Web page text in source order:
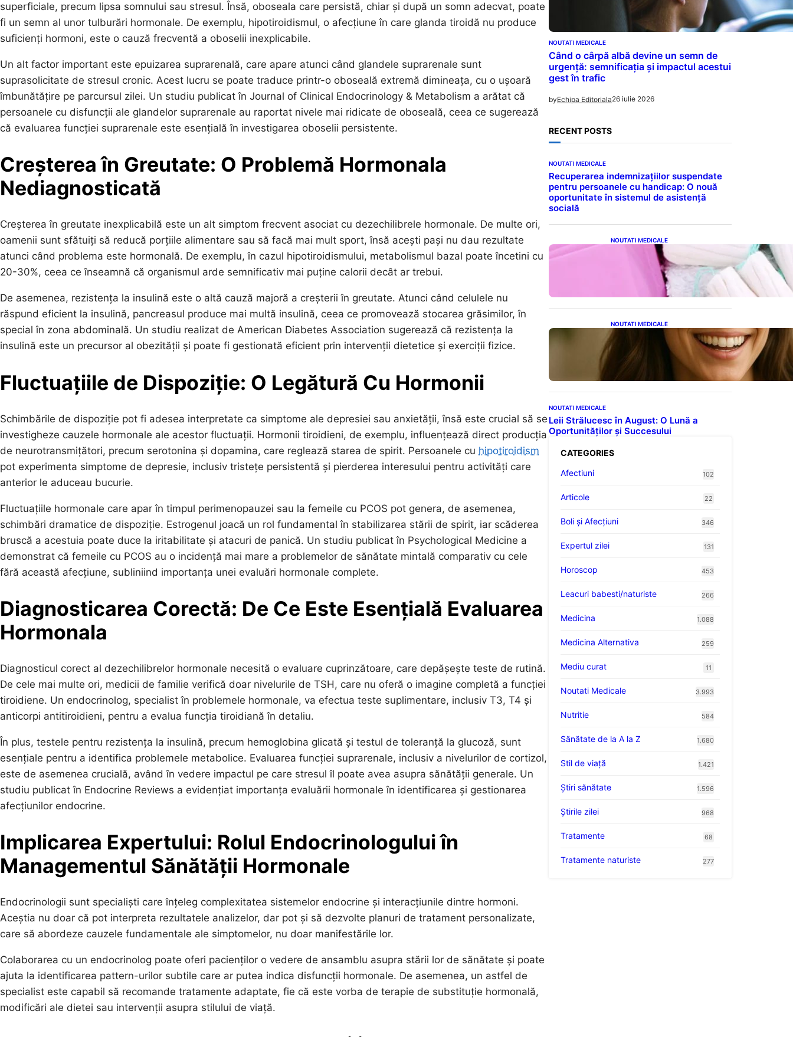
superficiale, precum lipsa somnului sau stresul. Însă, oboseala care persistă, chiar și după un somn adecvat, poate
fi un semn al unor tulburări hormonale. De exemplu, hipotiroidismul, o afecțiune în care glanda tiroidă nu produce
suficienți hormoni, este o cauză frecventă a oboselii inexplicabile.
Un alt factor important este epuizarea suprarenală, care apare atunci când glandele suprarenale sunt
suprasolicitate de stresul cronic. Acest lucru se poate traduce printr-o oboseală extremă dimineața, cu o ușoară
îmbunătățire pe parcursul zilei. Un studiu publicat în Journal of Clinical Endocrinology & Metabolism a arătat că
persoanele cu disfuncții ale glandelor suprarenale au raportat nivele mai ridicate de oboseală, ceea ce sugerează
că evaluarea funcției suprarenale este esențială în investigarea oboselii persistente.
Creșterea în Greutate: O Problemă Hormonala
Nediagnosticată
Creșterea în greutate inexplicabilă este un alt simptom frecvent asociat cu dezechilibrele hormonale. De multe ori,
oamenii sunt sfătuiți să reducă porțiile alimentare sau să facă mai mult sport, însă acești pași nu dau rezultate
atunci când problema este hormonală. De exemplu, în cazul hipotiroidismului, metabolismul bazal poate încetini cu
20-30%, ceea ce înseamnă că organismul arde semnificativ mai puține calorii decât ar trebui.
De asemenea, rezistența la insulină este o altă cauză majoră a creșterii în greutate. Atunci când celulele nu
răspund eficient la insulină, pancreasul produce mai multă insulină, ceea ce promovează stocarea grăsimilor, în
special în zona abdominală. Un studiu realizat de American Diabetes Association sugerează că rezistența la
insulină este un precursor al obezității și poate fi gestionată eficient prin intervenții dietetice și exerciții fizice.
Fluctuațiile de Dispoziție: O Legătură Cu Hormonii
Schimbările de dispoziție pot fi adesea interpretate ca simptome ale depresiei sau anxietății, însă este crucial să se
investigheze cauzele hormonale ale acestor fluctuații. Hormonii tiroidieni, de exemplu, influențează direct producția
de neurotransmițători, precum serotonina și dopamina, care reglează starea de spirit. Persoanele cu hipotiroidism
pot experimenta simptome de depresie, inclusiv tristețe persistentă și pierderea interesului pentru activități care
anterior le aduceau bucurie.
Fluctuațiile hormonale care apar în timpul perimenopauzei sau la femeile cu PCOS pot genera, de asemenea,
schimbări dramatice de dispoziție. Estrogenul joacă un rol fundamental în stabilizarea stării de spirit, iar scăderea
bruscă a acestuia poate duce la iritabilitate și atacuri de panică. Un studiu publicat în Psychological Medicine a
demonstrat că femeile cu PCOS au o incidență mai mare a problemelor de sănătate mintală comparativ cu cele
fără această afecțiune, subliniind importanța unei evaluări hormonale complete.
Diagnosticarea Corectă: De Ce Este Esențială Evaluarea
Hormonala
Diagnosticul corect al dezechilibrelor hormonale necesită o evaluare cuprinzătoare, care depășește teste de rutină.
De cele mai multe ori, medicii de familie verifică doar nivelurile de TSH, care nu oferă o imagine completă a funcției
tiroidiene. Un endocrinolog, specialist în problemele hormonale, va efectua teste suplimentare, inclusiv T3, T4 și
anticorpi antitiroidieni, pentru a evalua funcția tiroidiană în detaliu.
În plus, testele pentru rezistența la insulină, precum hemoglobina glicată și testul de toleranță la glucoză, sunt
esențiale pentru a identifica problemele metabolice. Evaluarea funcției suprarenale, inclusiv a nivelurilor de cortizol,
este de asemenea crucială, având în vedere impactul pe care stresul îl poate avea asupra sănătății generale. Un
studiu publicat în Endocrine Reviews a evidențiat importanța evaluării hormonale în identificarea și gestionarea
afecțiunilor endocrine.
Implicarea Expertului: Rolul Endocrinologului în
Managementul Sănătății Hormonale
Endocrinologii sunt specialiști care înțeleg complexitatea sistemelor endocrine și interacțiunile dintre hormoni.
Aceștia nu doar că pot interpreta rezultatele analizelor, dar pot și să dezvolte planuri de tratament personalizate,
care să abordeze cauzele fundamentale ale simptomelor, nu doar manifestările lor.
Colaborarea cu un endocrinolog poate oferi pacienților o vedere de ansamblu asupra stării lor de sănătate și poate
ajuta la identificarea pattern-urilor subtile care ar putea indica disfuncții hormonale. De asemenea, un astfel de
specialist este capabil să recomande tratamente adaptate, fie că este vorba de terapie de substituție hormonală,
modificări ale dietei sau intervenții asupra stilului de viață.
NOUTATI MEDICALE
Când o cârpă albă devine un semn de
urgență: semnificația și impactul acestui
gest în trafic
byEchipa Editoriala26 iulie 2026
RECENT POSTS
NOUTATI MEDICALE
Recuperarea indemnizațiilor suspendate
pentru persoanele cu handicap: O nouă
oportunitate în sistemul de asistență
socială
NOUTATI MEDICALE
Tampoanele menstruale: O
analiză profundă a riscurilor
legate de metale toxice
NOUTATI MEDICALE
Ceaiul – Băutura care
protejează inima:
Descoperiri recente despre
beneficiile consumului zilnic
NOUTATI MEDICALE
Leii Strălucesc în August: O Lună a
Oportunităților și Succesului
CATEGORIES
Afectiuni
102
Articole 22
Boli și Afecțiuni 346
Expertul zilei 131
Horoscop 453
Leacuri babesti/naturiste 266
Medicina 1.088
Medicina Alternativa 259
Mediu curat 11
Noutati Medicale 3.993
Nutritie 584
Sănătate de la A la Z 1.680
Stil de viaţă 1.421
Ştiri sănătate 1.596
Știrile zilei 968
Tratamente 68
Tratamente naturiste 277